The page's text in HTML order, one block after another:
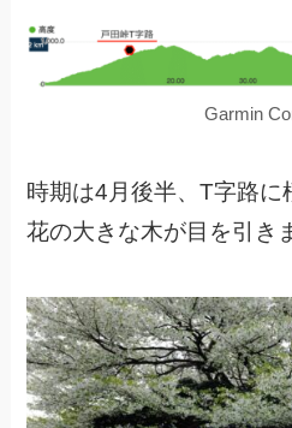
Garmin
時期は4月後半、T字路に
花の大きな木が目を引き